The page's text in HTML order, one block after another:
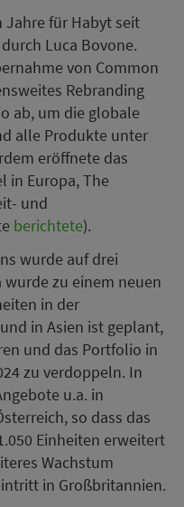
Jahre für Habyt seit
Luca Bovone.
von Common
Rebranding
ab, um die globale
alle Produkte unter
eröffnete das
in Europa, The
und
berichtete).
wurde auf drei
zu einem neuen
in der
in Asien ist geplant,
und das Portfolio in
zu verdoppeln. In
u.a. in
so dass das
Einheiten erweitert
Wachstum
in Großbritannien.